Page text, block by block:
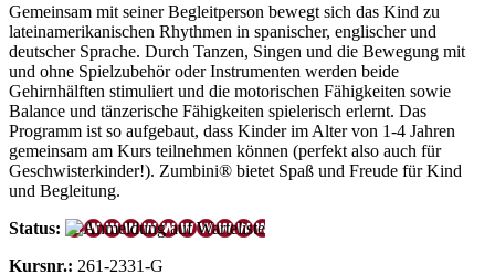
Gemeinsam mit seiner Begleitperson bewegt sich das Kind zu
lateinamerikanischen Rhythmen in spanischer, englischer und
deutscher Sprache. Durch Tanzen, Singen und die Bewegung mit
und ohne Spielzubehör oder Instrumenten werden beide
Gehirnhälften stimuliert und die motorischen Fähigkeiten sowie
Balance und tänzerische Fähigkeiten spielerisch erlernt. Das
Programm ist so aufgebaut, dass Kinder im Alter von 1-4 Jahren
gemeinsam am Kurs teilnehmen können (perfekt also auch für
Geschwisterkinder!). Zumbini® bietet Spaß und Freude für Kind
und Begleitung.
Status:
Kursnr.: 261-2331-G